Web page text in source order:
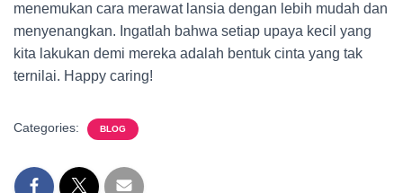
menemukan cara merawat lansia dengan lebih mudah dan
menyenangkan. Ingatlah bahwa setiap upaya kecil yang
kita lakukan demi mereka adalah bentuk cinta yang tak
ternilai. Happy caring!
Categories: BLOG